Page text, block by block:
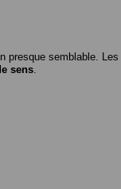
presque semblable. Les
sens